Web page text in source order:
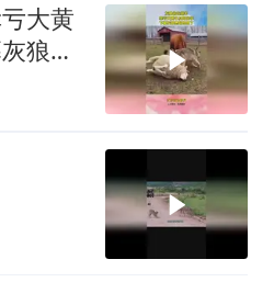
大黄
狼想